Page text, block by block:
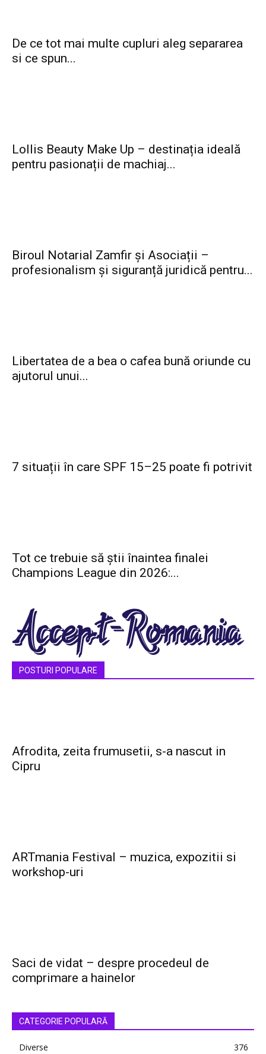
De ce tot mai multe cupluri aleg separarea
si ce spun...
Lollis Beauty Make Up – destinația ideală
pentru pasionații de machiaj...
Biroul Notarial Zamfir și Asociații –
profesionalism și siguranță juridică pentru...
Libertatea de a bea o cafea bună oriunde cu
ajutorul unui...
7 situații în care SPF 15–25 poate fi potrivit
Tot ce trebuie să știi înaintea finalei
Champions League din 2026:...
POSTURI POPULARE
Afrodita, zeita frumusetii, s-a nascut in
Cipru
ARTmania Festival – muzica, expozitii si
workshop-uri
Saci de vidat – despre procedeul de
comprimare a hainelor
CATEGORIE POPULARĂ
Diverse 376